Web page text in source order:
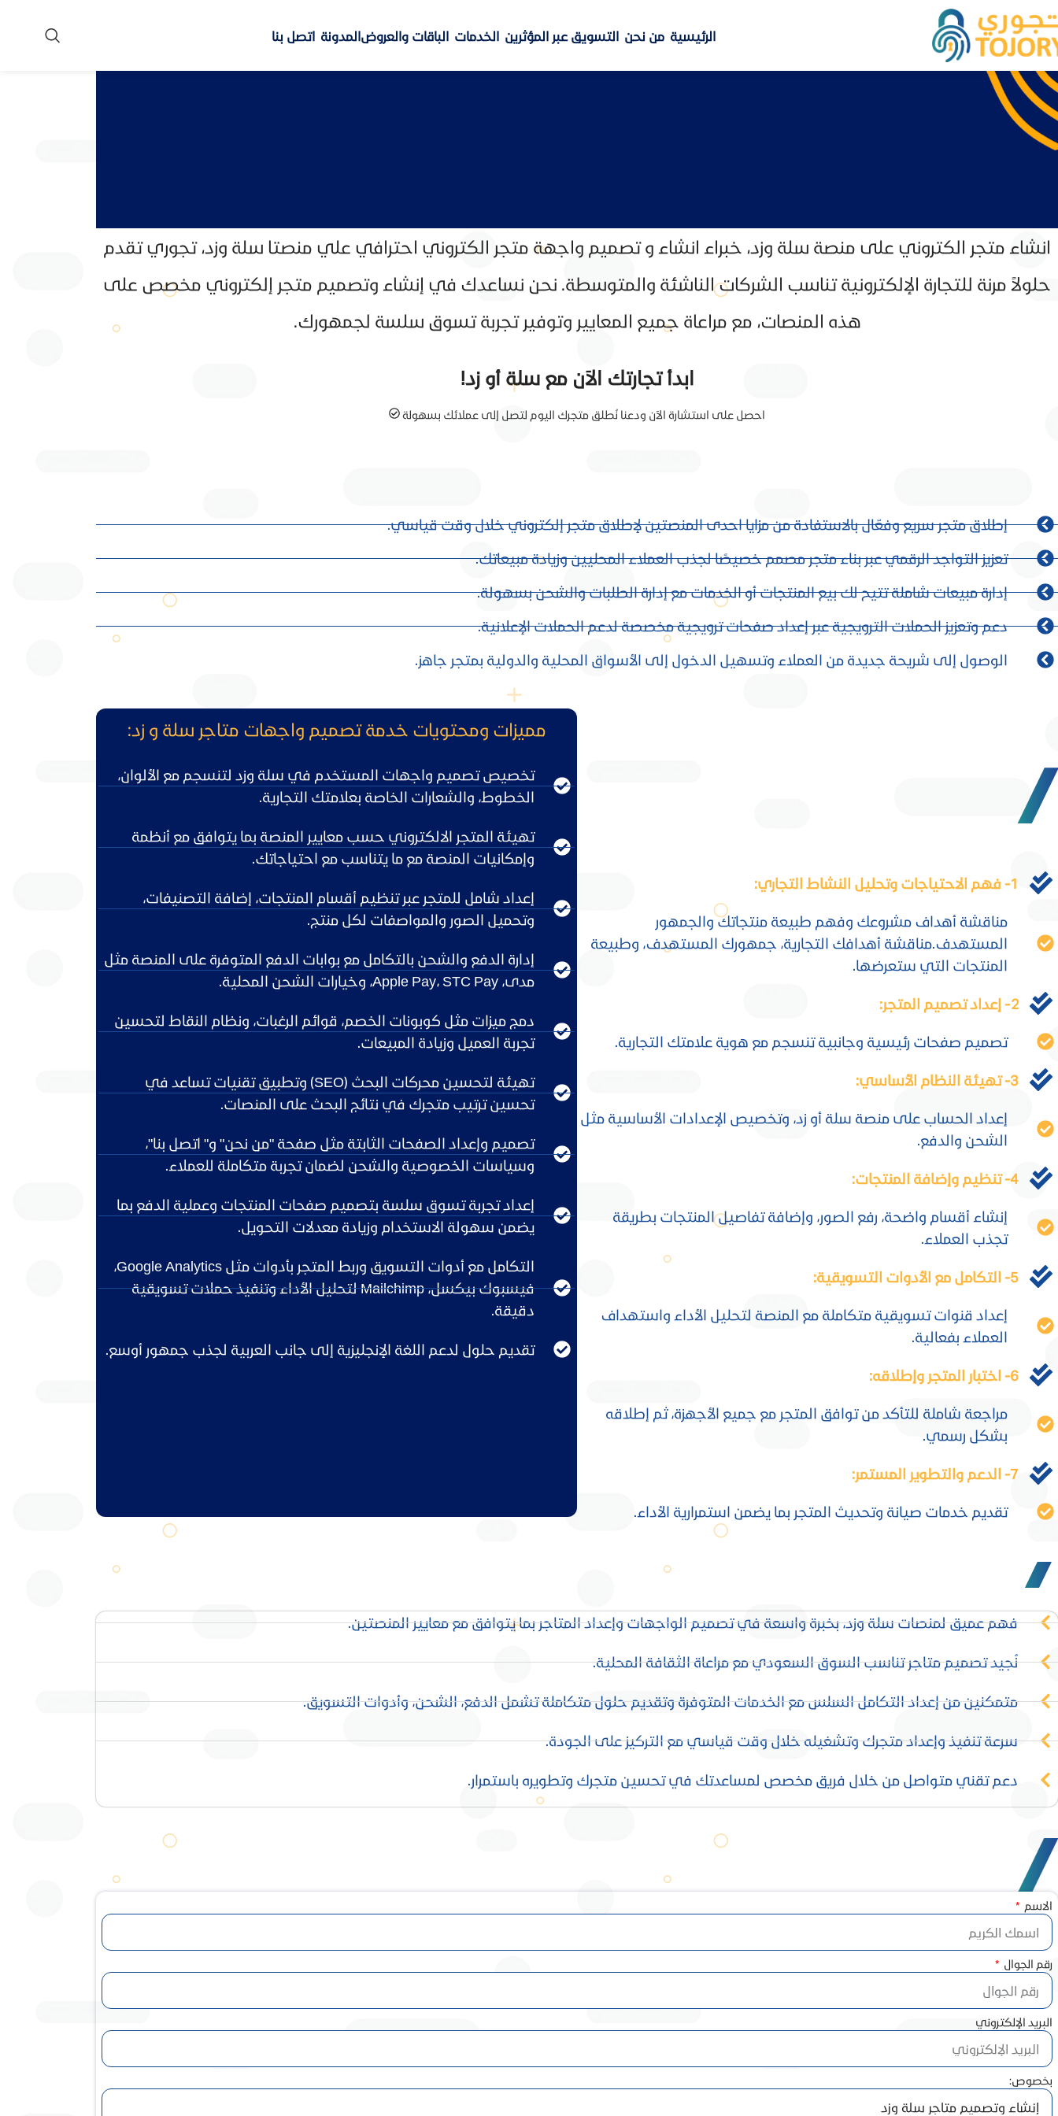
الرئيسية من نحن التسويق عبر المؤثرين الخدمات الباقات والعروضالمدونة اتصل بنا
انشاء متجر الكتروني على منصة سلة وزد، خبراء انشاء و تصميم واجهة متجر الكتروني احترافي علي منصتا سلة وزد، تجوري تقدم
حلولاً مرنة للتجارة الإلكترونية تناسب الشركات الناشئة والمتوسطة. نحن نساعدك في إنشاء وتصميم متجر إلكتروني مخصص على
هذه المنصات، مع مراعاة جميع المعايير وتوفير تجربة تسوق سلسة لجمهورك.
ابدأ تجارتك الآن مع سلة أو زد!
احصل على استشارة الآن ودعنا نُطلق متجرك اليوم لتصل إلى عملائك بسهولة
إطلاق متجر سريع وفعّال بالاستفادة من مزايا احدى المنصتين لإطلاق متجر إلكتروني خلال وقت قياسي.
تعزيز التواجد الرقمي عبر بناء متجر مصمم خصيصًا لجذب العملاء المحليين وزيادة مبيعاتك.
إدارة مبيعات شاملة تتيح لك بيع المنتجات أو الخدمات مع إدارة الطلبات والشحن بسهولة.
دعم وتعزيز الحملات الترويجية عبر إعداد صفحات ترويجية مخصصة لدعم الحملات الإعلانية.
الوصول إلى شريحة جديدة من العملاء وتسهيل الدخول إلى الأسواق المحلية والدولية بمتجر جاهز.
1- فهم الاحتياجات وتحليل النشاط التجاري:
مناقشة أهداف مشروعك وفهم طبيعة منتجاتك والجمهور
المستهدف.مناقشة أهدافك التجارية، جمهورك المستهدف، وطبيعة
المنتجات التي ستعرضها.
2- إعداد تصميم المتجر:
تصميم صفحات رئيسية وجانبية تنسجم مع هوية علامتك التجارية.
3- تهيئة النظام الأساسي:
إعداد الحساب على منصة سلة أو زد، وتخصيص الإعدادات الأساسية مثل
الشحن والدفع.
4- تنظيم وإضافة المنتجات:
إنشاء أقسام واضحة، رفع الصور، وإضافة تفاصيل المنتجات بطريقة
تجذب العملاء.
5- التكامل مع الأدوات التسويقية:
إعداد قنوات تسويقية متكاملة مع المنصة لتحليل الأداء واستهداف
العملاء بفعالية.
6- اختبار المتجر وإطلاقه:
مراجعة شاملة للتأكد من توافق المتجر مع جميع الأجهزة، ثم إطلاقه
بشكل رسمي.
7- الدعم والتطوير المستمر:
تقديم خدمات صيانة وتحديث المتجر بما يضمن استمرارية الأداء.
مميزات ومحتويات خدمة تصميم واجهات متاجر سلة و زد:
تخصيص تصميم واجهات المستخدم في سلة وزد لتنسجم مع الألوان،
الخطوط، والشعارات الخاصة بعلامتك التجارية.
تهيئة المتجر الالكتروني حسب معايير المنصة بما يتوافق مع أنظمة
وإمكانيات المنصة مع ما يتناسب مع احتياجاتك.
إعداد شامل للمتجر عبر تنظيم أقسام المنتجات، إضافة التصنيفات،
وتحميل الصور والمواصفات لكل منتج.
إدارة الدفع والشحن بالتكامل مع بوابات الدفع المتوفرة على المنصة مثل
مدى، Apple Pay، STC Pay، وخيارات الشحن المحلية.
دمج ميزات مثل كوبونات الخصم، قوائم الرغبات، ونظام النقاط لتحسين
تجربة العميل وزيادة المبيعات.
تهيئة لتحسين محركات البحث (SEO) وتطبيق تقنيات تساعد في
تحسين ترتيب متجرك في نتائج البحث على المنصات.
تصميم وإعداد الصفحات الثابتة مثل صفحة "من نحن" و" اتصل بنا"،
وسياسات الخصوصية والشحن لضمان تجربة متكاملة للعملاء.
إعداد تجربة تسوق سلسة بتصميم صفحات المنتجات وعملية الدفع بما
يضمن سهولة الاستخدام وزيادة معدلات التحويل.
التكامل مع أدوات التسويق وربط المتجر بأدوات مثل Google Analytics،
فيسبوك بيكسل، Mailchimp لتحليل الأداء وتنفيذ حملات تسويقية
دقيقة.
تقديم حلول لدعم اللغة الإنجليزية إلى جانب العربية لجذب جمهور أوسع.
فهم عميق لمنصات سلة وزد، بخبرة واسعة في تصميم الواجهات وإعداد المتاجر بما يتوافق مع معايير المنصتين.
نُجيد تصميم متاجر تناسب السوق السعودي مع مراعاة الثقافة المحلية.
متمكنين من إعداد التكامل السلس مع الخدمات المتوفرة وتقديم حلول متكاملة تشمل الدفع، الشحن، وأدوات التسويق.
سرعة تنفيذ وإعداد متجرك وتشغيله خلال وقت قياسي مع التركيز على الجودة.
دعم تقني متواصل من خلال فريق مخصص لمساعدتك في تحسين متجرك وتطويره باستمرار.
الاسم
رقم الجوال
البريد الإلكتروني
بخصوص:
Facebook
Instagram
linkedin
TikTok